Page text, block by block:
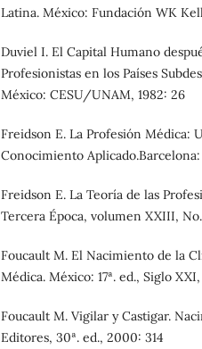
Latina. México: Fundación WK
Duviel I. El Capital Humano
Profesionistas en los Países
México: CESU/UNAM, 1982: 26
Freidson E. La Profesión Médica:
Conocimiento Aplicado.Barcelona:
Freidson E. La Teoría de las
Tercera Época, volumen XXIII,
Foucault M. El Nacimiento de la
Médica. México: 17ª. ed., Siglo XXI,
Foucault M. Vigilar y Castigar.
Editores, 30ª. ed., 2000: 314